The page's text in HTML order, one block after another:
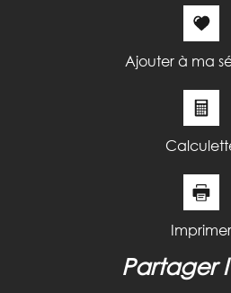
Ajouter à ma
Imprimer
partager